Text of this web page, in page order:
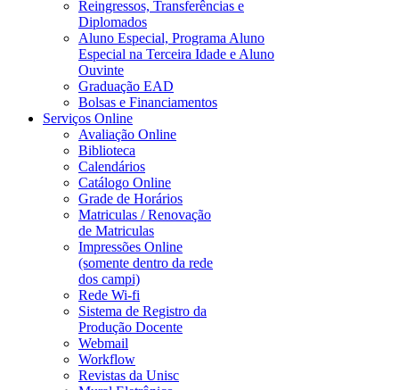
Reingressos, Transferências e
Diplomados
Aluno Especial, Programa Aluno
Especial na Terceira Idade e Aluno
Ouvinte
Graduação EAD
Bolsas e Financiamentos
Serviços Online
Avaliação Online
Biblioteca
Calendários
Catálogo Online
Grade de Horários
Matriculas / Renovação
de Matriculas
Impressões Online
(somente dentro da rede
dos campi)
Rede Wi-fi
Sistema de Registro da
Produção Docente
Webmail
Workflow
Revistas da Unisc